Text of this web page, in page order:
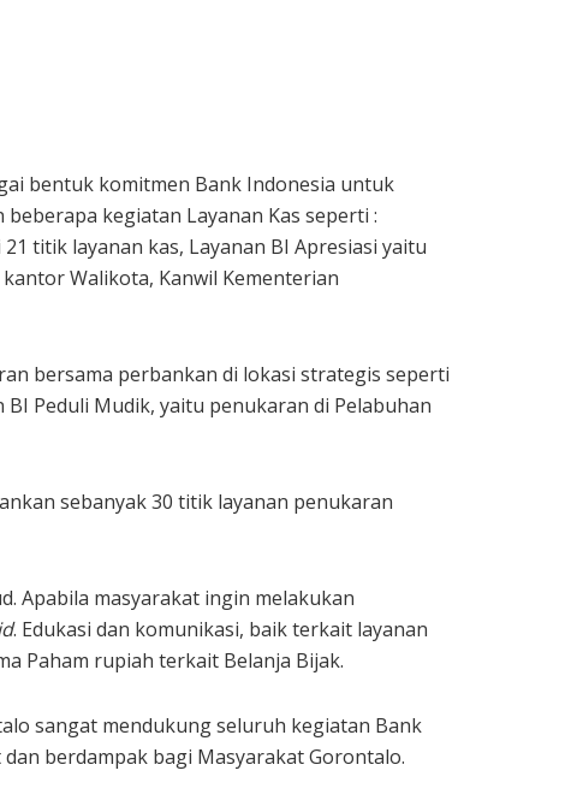
bentuk komitmen Bank Indonesia untuk
kegiatan Layanan Kas seperti :
titik layanan kas, Layanan BI Apresiasi yaitu
Walikota, Kanwil Kementerian
bersama perbankan di lokasi strategis seperti
Peduli Mudik, yaitu penukaran di Pelabuhan
sebanyak 30 titik layanan penukaran
Apabila masyarakat ingin melakukan
. Edukasi dan komunikasi, baik terkait layanan
Paham rupiah terkait Belanja Bijak.
sangat mendukung seluruh kegiatan Bank
berdampak bagi Masyarakat Gorontalo.